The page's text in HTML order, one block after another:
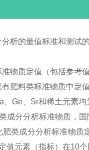
析的量值标准和测试
物质定值（包括参考
有肥料类标准物质中定
、Ge、Sr和稀土元素均
成分分析标准物质，
类成分分析标准物
值元素（指标）在10个